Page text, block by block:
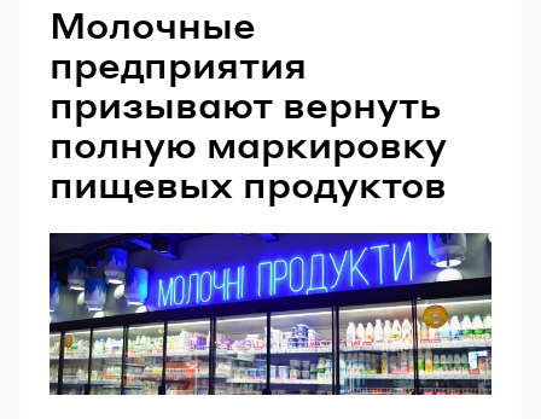
Молочные
предприятия
призывают вернуть
полную маркировку
пищевых продуктов
GOOGLE
Пароль
Забыли пароль?